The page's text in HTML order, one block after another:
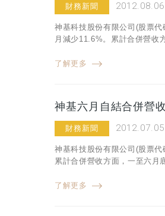
財務新聞 2012.08.06
神基科技股份有限公司(股票
月減少11.6%。累計合併營收
了解更多
神基六月自結合併營
財務新聞 2012.07.05
神基科技股份有限公司(股票
累計合併營收方面，一至六月
了解更多